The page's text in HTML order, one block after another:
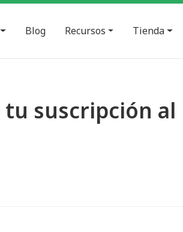
Blog Recursos Tienda
tu suscripción al